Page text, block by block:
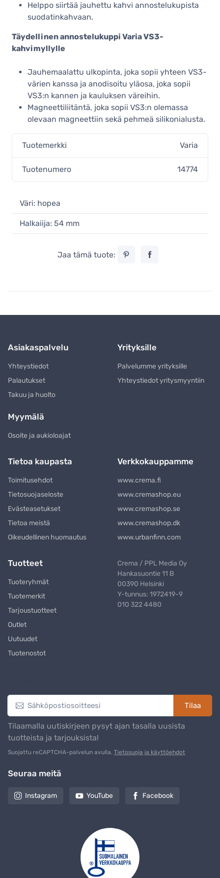
Helppo siirtää jauhettu kahvi annostelukupista
suodatinkahvaan.
Täydellinen annostelukuppi Varia VS3-
kahvimyllylle
Jauhemaalattu ulkopinta, joka sopii yhteen VS3-
värien kanssa ja anodisoitu yläosa, joka sopii
VS3:n kannen ja kauluksen väreihin.
Magneettiliitäntä, joka sopii VS3:n olemassa
olevaan magneettiin sekä pehmeä silikonialusta.
Tuotemerkki Varia
Tuotenumero 14774
Väri: hopea
Halkaiija: 54 mm
Jaa tämä tuote:
Asiakaspalvelu
Yhteystiedot
Palautukset
Takuu ja huolto
Yrityksille
Palvelumme yrityksille
Yhteystiedot yritysmyyntiin
Myymälä
Osoite ja aukioloajat
Tietoa kaupasta
Toimitusehdot
Tietosuojaseloste
Evästeasetukset
Tietoa meistä
Oikeudellinen huomautus
Verkkokauppamme
www.crema.fi
www.cremashop.eu
www.cremashop.se
www.cremashop.dk
www.urbanfinn.com
Tuotteet
Tuoteryhmät
Tuotemerkit
Tarjoustuotteet
Outlet
Uutuudet
Tuotenostot
Crema / PPL Media Oy
Hankasuontie 11 B
00390 Helsinki
Y-tunnus: 1972419-9
010 322 4480
Tilaa
Tilaamalla uutiskirjeen pysyt ajan tasalla uusista
tuotteista ja tarjouksista!
Suojattu reCAPTCHA-palvelun avulla. Tietosuoja ja käyttöehdot
Seuraa meitä
Instagram YouTube Facebook